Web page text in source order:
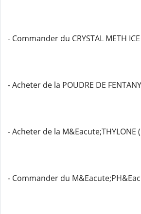
- Commander du CRYSTAL METH ICE
- Acheter de la POUDRE DE
- Acheter de la M&Eacute;THYLONE
- Commander du